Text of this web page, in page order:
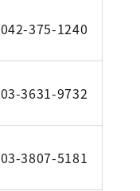
042-375-1240
03-3631-9732
03-3807-5181